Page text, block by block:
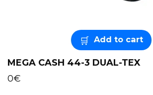
Add to cart
MEGA CASH 44-3 DUAL-TEX
0€